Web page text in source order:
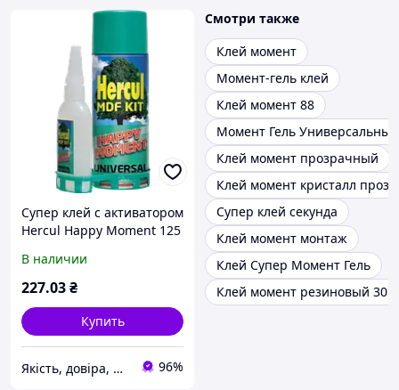
Супер клей с активатором
Hercul Happy Moment 125
В наличии
227.03₴
Купить
Якість, довіра, надійність «УКРГОСТ» 96%
Смотри также
Клей момент
Момент-гель клей
Клей момент 88
Момент Гель
Клей момент прозрачный
Клей момент кристалл
Супер клей секунда
Клей момент монтаж
Клей Супер Момент Гель
Клей момент резиновый